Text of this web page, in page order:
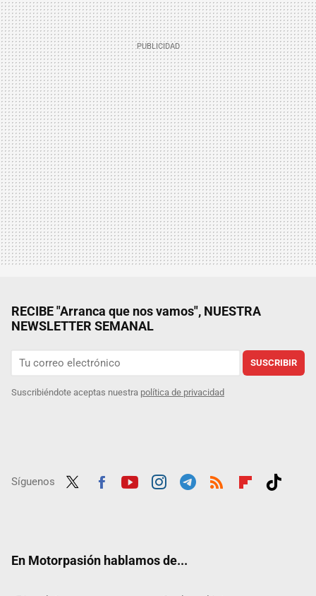
RECIBE "Arranca que nos vamos", NUESTRA
NEWSLETTER SEMANAL
SUSCRIBIR
Suscribiéndote aceptas nuestra política de privacidad
Síguenos
En Motorpasión hablamos de...